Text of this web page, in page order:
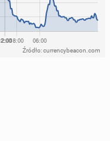
Źródło: currencybeacon.com